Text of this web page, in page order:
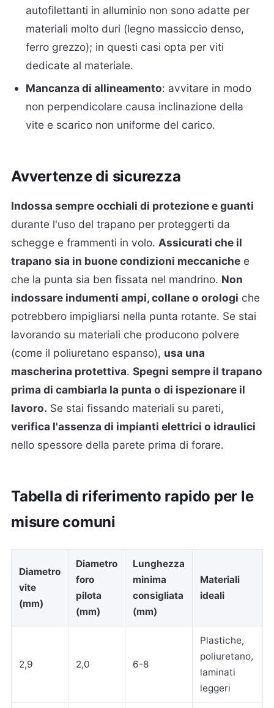
autofilettanti in alluminio non sono adatte per
materiali molto duri (legno massiccio denso,
ferro grezzo); in questi casi opta per viti
dedicate al materiale.
Mancanza di allineamento: avvitare in modo
non perpendicolare causa inclinazione della
vite e scarico non uniforme del carico.
Avvertenze di sicurezza
Indossa sempre occhiali di protezione e guanti
durante l'uso del trapano per proteggerti da
schegge e frammenti in volo. Assicurati che il
trapano sia in buone condizioni meccaniche e
che la punta sia ben fissata nel mandrino. Non
indossare indumenti ampi, collane o orologi che
potrebbero impigliarsi nella punta rotante. Se stai
lavorando su materiali che producono polvere
(come il poliuretano espanso), usa una
mascherina protettiva. Spegni sempre il trapano
prima di cambiarla la punta o di ispezionare il
lavoro. Se stai fissando materiali su pareti,
verifica l'assenza di impianti elettrici o idraulici
nello spessore della parete prima di forare.
Tabella di riferimento rapido per le
misure comuni
Diametro
vite
(mm)
Diametro
foro
pilota
(mm)
Lunghezza
minima
consigliata
(mm)
Materiali
ideali
2,9 2,0 6-8
Plastiche,
poliuretano,
laminati
leggeri